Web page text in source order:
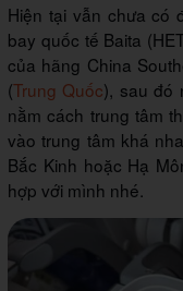
Hiện tại vẫn chưa có
bay quốc tế Baita
của hãng China
(Trung Quốc), sau đó
nằm cách trung tâm
vào trung tâm khá
Bắc Kinh hoặc Hạ
hợp với mình nhé.